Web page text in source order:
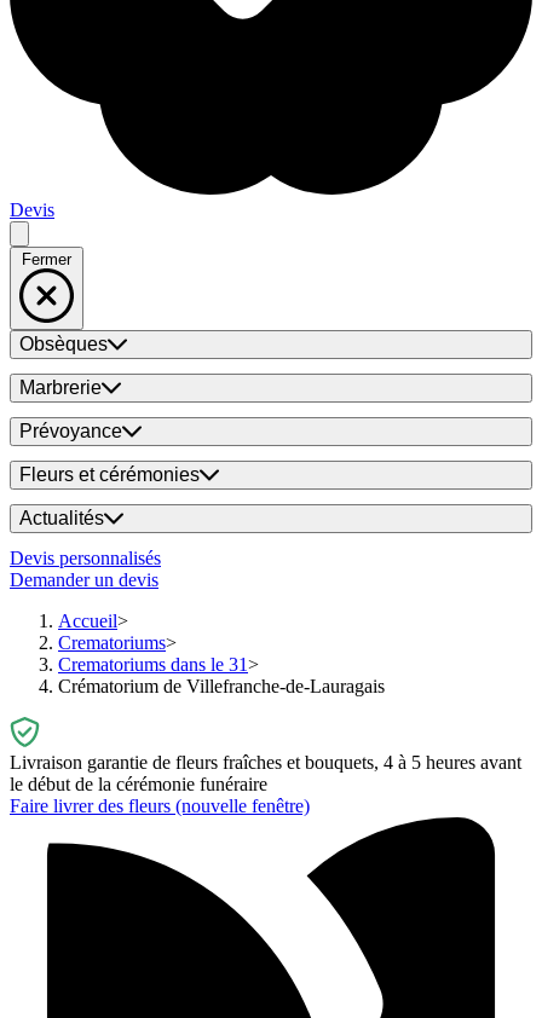
Devis
Fermer
Obsèques
Marbrerie
Prévoyance
Fleurs et cérémonies
Actualités
Devis personnalisés
Demander un devis
Accueil
Crematoriums
Crematoriums dans le 31
Crématorium de Villefranche-de-Lauragais
Livraison garantie de fleurs fraîches et bouquets, 4 à 5 heures avant
le début de la cérémonie funéraire
Faire livrer des fleurs (nouvelle fenêtre)